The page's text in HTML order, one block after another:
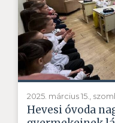
2025. március 15.,
Hevesi óvoda